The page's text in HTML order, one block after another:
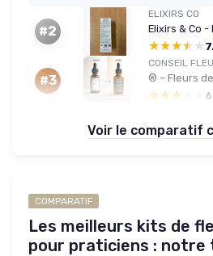
#2
ELIXIRS CO
★★★★★
★★★★★
#3
CONSEIL
★★★★★
★★★★★
Voir le comparatif
COMPARATIF
Les meilleurs kits de
pour praticiens : notre